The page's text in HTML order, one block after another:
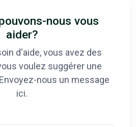
nous vous
aider?
d'aide, vous avez des
voulez suggérer une
nous un message
ici.